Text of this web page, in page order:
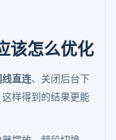
该怎么优化
线直连、关闭后台下
样得到的结果更能